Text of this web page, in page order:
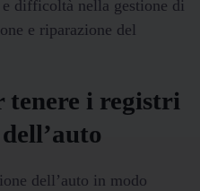
difficoltà nella gestione di
e riparazione del
tenere i registri
dell’auto in modo